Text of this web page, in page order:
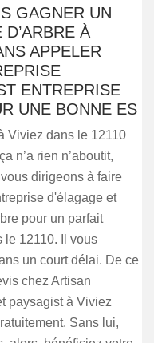
GAGNER UN
À
APPELER
ENTREPRISE
UNE BONNE ES
Viviez dans le 12110
n’a rien n’aboutit,
dirigeons à faire
d'élagage et
pour un parfait
le 12110. Il vous
un court délai. De ce
chez Artisan
paysagist à Viviez
Sans lui,